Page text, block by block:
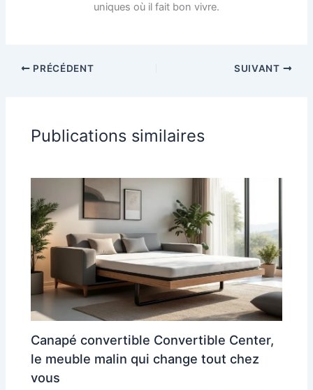
uniques où il fait bon vivre.
PRÉCÉDENT SUIVANT
Publications similaires
Canapé convertible Convertible Center,
le meuble malin qui change tout chez
vous